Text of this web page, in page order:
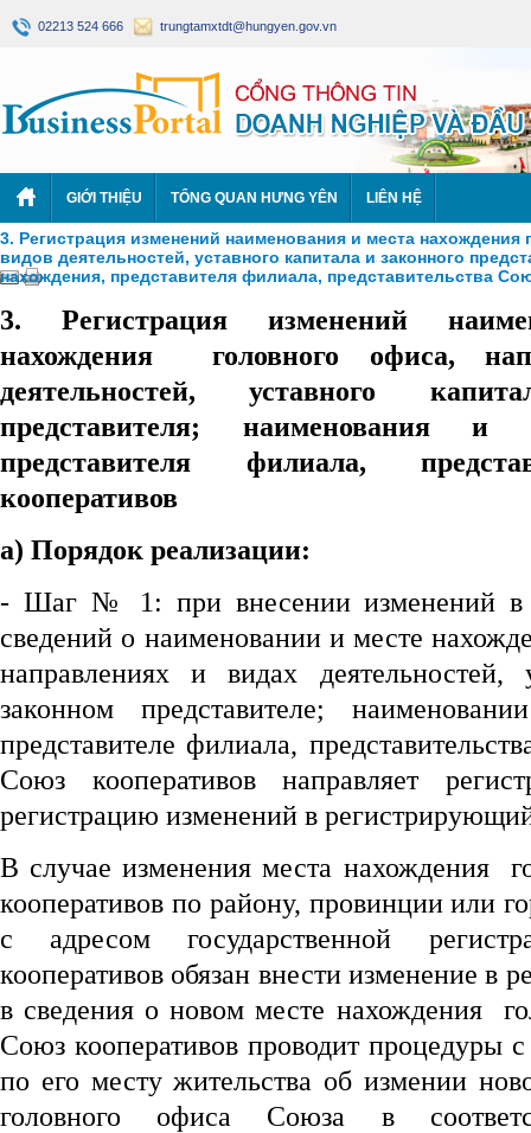
02213 524 666 trungtamxtdt@hungyen.gov.vn
GIỚI THIỆU TỔNG QUAN HƯNG YÊN LIÊN HỆ
3. Регистрация изменений наименования и места
видов деятельностей, уставного капитала и законного
нахождения, представителя филиала, представительства
3. Регистрация изменений
нахождения головного офиса,
деятельностей, уставного
представителя; наименования и
представителя филиала,
кооперативов
а) Порядок реализации:
- Шаг № 1: при внесении изменений в
сведений о наименовании и месте
направлениях и видах деятельностей,
законном представителе;
представителе филиала,
Союз кооперативов направляет
регистрацию изменений в
В случае изменения места нахождения
кооперативов по району, провинции или
с адресом государственной
кооперативов обязан внести изменение в
в сведения о новом месте нахождения
Союз кооперативов проводит процедуры
по его месту жительства об измении
головного офиса Союза в